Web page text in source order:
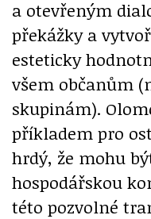
a otevřeným
překážky a
esteticky
všem občanům
skupinám).
příkladem pro
hrdý, že mohu
hospodářskou
této pozvolné